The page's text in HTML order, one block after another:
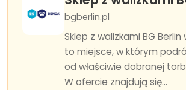
bgberlin.pl
Sklep z walizkami BG Berlin
to miejsce, w którym
od właściwie dobranej
W ofercie znajdują się...